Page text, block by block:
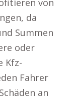
von
da
Summen
oder
Kfz-
Fahrer
an